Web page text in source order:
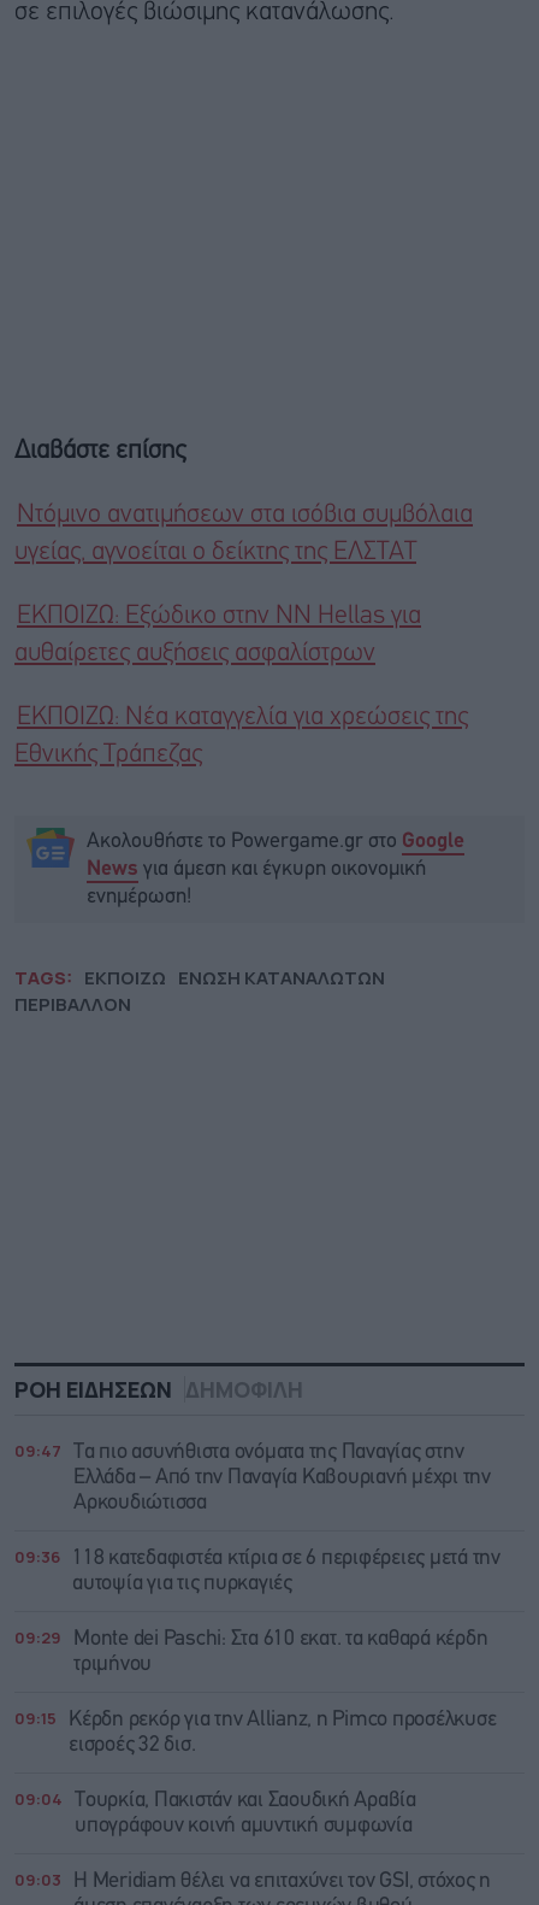
σε επιλογές βιώσιμης κατανάλωσης.
Διαβάστε επίσης
Ντόμινο ανατιμήσεων στα ισόβια συμβόλαια
υγείας, αγνοείται ο δείκτης της ΕΛΣΤΑΤ
ΕΚΠΟΙΖΩ: Εξώδικο στην NN Hellas για
αυθαίρετες αυξήσεις ασφαλίστρων
ΕΚΠΟΙΖΩ: Νέα καταγγελία για χρεώσεις της
Εθνικής Τράπεζας
Ακολουθήστε το Powergame.gr στο Google
News για άμεση και έγκυρη οικονομική
ενημέρωση!
TAGS: ΕΚΠΟΙΖΩ ΕΝΩΣΗ ΚΑΤΑΝΑΛΩΤΩΝ
ΠΕΡΙΒΑΛΛΟΝ
ΡΟΗ ΕΙΔΗΣΕΩΝ ΔΗΜΟΦΙΛΗ
09:47
Τα πιο ασυνήθιστα ονόματα της Παναγίας στην
Ελλάδα – Από την Παναγία Καβουριανή μέχρι την
Αρκουδιώτισσα
09:36
118 κατεδαφιστέα κτίρια σε 6 περιφέρειες μετά την
αυτοψία για τις πυρκαγιές
09:29
Monte dei Paschi: Στα 610 εκατ. τα καθαρά κέρδη
τριμήνου
09:15
Κέρδη ρεκόρ για την Allianz, η Pimco προσέλκυσε
εισροές 32 δισ.
09:04
Τουρκία, Πακιστάν και Σαουδική Αραβία
υπογράφουν κοινή αμυντική συμφωνία
09:03
Η Meridiam θέλει να επιταχύνει τον GSI, στόχος η